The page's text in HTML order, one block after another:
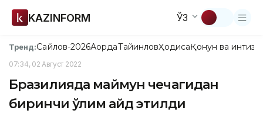
KAZINFORM ЎЗ
Тренд:Сайлов-2026АқордаТайинловҲодисаҚонун ва
07:34, 02 Август 2022
Бразилияда маймун чечагидан
биринчи ўлим қайд этилди